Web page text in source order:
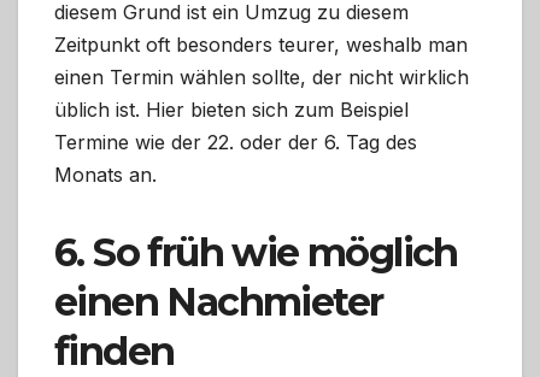
diesem Grund ist ein Umzug zu diesem
Zeitpunkt oft besonders teurer, weshalb man
einen Termin wählen sollte, der nicht wirklich
üblich ist. Hier bieten sich zum Beispiel
Termine wie der 22. oder der 6. Tag des
Monats an.
6. So früh wie möglich
einen Nachmieter
finden